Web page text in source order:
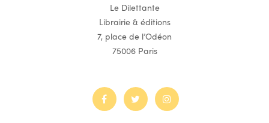
Le Dilettante
Librairie & éditions
7, place de l’Odéon
75006 Paris